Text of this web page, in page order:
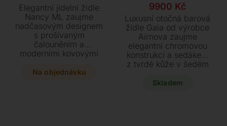
Elegantní jídelní židle
Nancy ML zaujme
nadčasovým designem
s prošívaným
čalouněním a
moderními kovovými
stylových odstínech.
Na objednávku
Původní
cena
byla:
19850 Kč.
9900 Kč
Aktuální
cena
je:
9900 Kč.
Luxusní otočná barová
židle Gaia od výrobce
Airnova zaujme
elegantní chromovou
konstrukcí a sedákem
z tvrdé kůže v šedém
nastavitelný vystavený
Skladem